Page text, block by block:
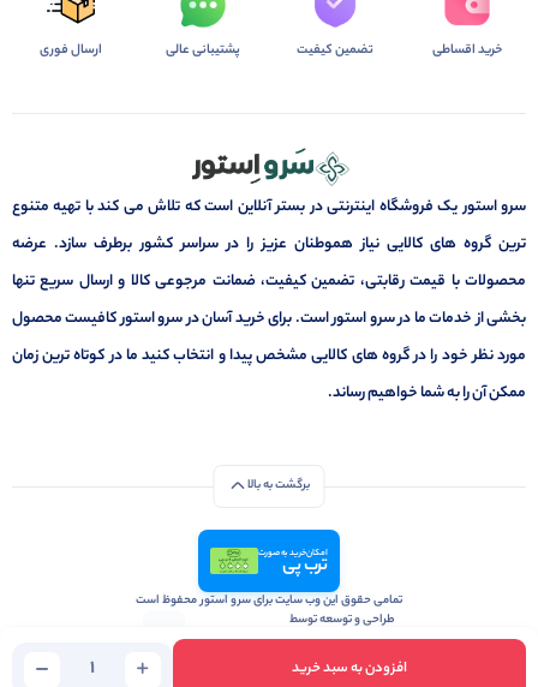
افزودن به سبد خرید
خرید اقساطی تضمین کیفیت پشتیبانی عالی ارسال فوری
سرو استور یک فروشگاه اینترنتی در بستر آنلاین است که تلاش می کند با تهیه متنوع
ترین گروه های کالایی نیاز هموطنان عزیز را در سراسر کشور برطرف سازد. عرضه
محصولات با قیمت رقابتی، تضمین کیفیت، ضمانت مرجوعی کالا و ارسال سریع تنها
بخشی از خدمات ما در سرو استور است. برای خرید آسان در سرو استور کافیست محصول
مورد نظر خود را در گروه های کالایی مشخص پیدا و انتخاب کنید ما در کوتاه ترین زمان
ممکن آن را به شما خواهیم رساند.
برگشت به بالا
امکان خرید به صورت
ترب پی
تمامی حقوق این وب سایت برای سرو استور محفوظ است
طراحی و توسعه توسط
آژانس تبلیغات و بازاریابی آنلاین زومینیکس